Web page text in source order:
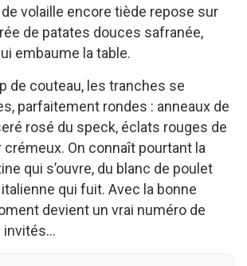
volaille encore tiède repose sur
de patates douces safranée,
embaume la table.
de couteau, les tranches se
parfaitement rondes : anneaux de
rosé du speck, éclats rouges de
On connaît pourtant la
qui s’ouvre, du blanc de poulet
qui fuit. Avec la bonne
devient un vrai numéro de
invités…